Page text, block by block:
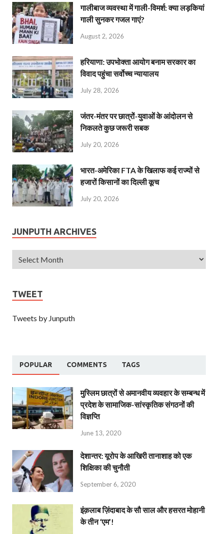
गालीबाज व्‍यवस्‍था में गाली-विमर्श: क्या लड़कियां
गाली सुनकर गजल गाएं?
August 2, 2026
हरियाणा: उपभोक्ता आयोग बनाम सरकार का
विवाद पहुंचा सर्वोच्च न्यायालय
July 28, 2026
जंतर-मंतर पर छात्रों-युवाओं के आंदोलन से
निकलते कुछ जरूरी सबक
July 20, 2026
भारत-अमेरिका FTA के खिलाफ कई राज्यों से
हजारों किसानों का दिल्ली कूच
July 20, 2026
JUNPUTH ARCHIVES
TWEET
Tweets by Junputh
POPULAR COMMENTS TAGS
मुस्लिम छात्रों से अमानवीय व्यवहार के सम्बन्ध में
प्रदेश के सामाजिक-सांस्कृतिक संगठनों की
विज्ञप्ति
June 13, 2020
देशान्‍तर: यूरोप के आखिरी तानाशाह को एक
शिक्षिका की चुनौती
September 6, 2020
इंक़लाब ज़िंदाबाद के सौ साल और हसरत मोहानी
के तीन ‘एम’!